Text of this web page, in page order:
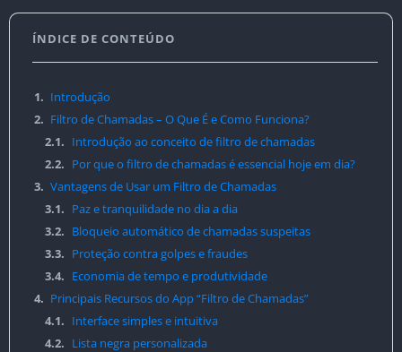
ÍNDICE DE CONTEÚDO
1. Introdução
2. Filtro de Chamadas – O Que É e Como Funciona?
2.1. Introdução ao conceito de filtro de chamadas
2.2. Por que o filtro de chamadas é essencial hoje em dia?
3. Vantagens de Usar um Filtro de Chamadas
3.1. Paz e tranquilidade no dia a dia
3.2. Bloqueio automático de chamadas suspeitas
3.3. Proteção contra golpes e fraudes
3.4. Economia de tempo e produtividade
4. Principais Recursos do App “Filtro de Chamadas”
4.1. Interface simples e intuitiva
4.2. Lista negra personalizada